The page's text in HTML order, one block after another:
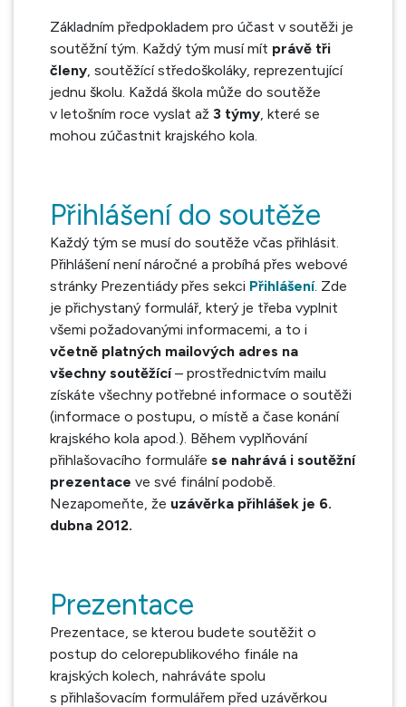
Základním předpokladem pro účast v soutěži je
soutěžní tým. Každý tým musí mít právě tři
členy, soutěžící středoškoláky, reprezentující
jednu školu. Každá škola může do soutěže
v letošním roce vyslat až 3 týmy, které se
mohou zúčastnit krajského kola.
Přihlášení do soutěže
Každý tým se musí do soutěže včas přihlásit.
Přihlášení není náročné a probíhá přes webové
stránky Prezentiády přes sekci Přihlášení. Zde
je přichystaný formulář, který je třeba vyplnit
všemi požadovanými informacemi, a to i
včetně platných mailových adres na
všechny soutěžící– prostřednictvím mailu
získáte všechny potřebné informace o soutěži
(informace o postupu, o místě a čase konání
krajského kola apod.). Během vyplňování
přihlašovacího formuláře se nahrává i soutěžní
prezentace ve své finální podobě.
Nezapomeňte, že uzávěrka přihlášek je 6.
dubna 2012.
Prezentace
Prezentace, se kterou budete soutěžit o
postup do celorepublikového finále na
krajských kolech, nahráváte spolu
s přihlašovacím formulářem před uzávěrkou